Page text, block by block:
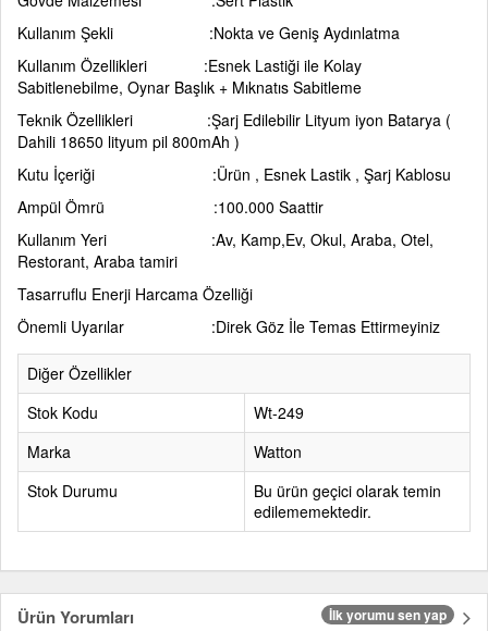
Kullanım Şekli :Nokta ve Geniş Aydınlatma
Kullanım Özellikleri :Esnek Lastiği ile Kolay
Sabitlenebilme, Oynar Başlık + Mıknatıs Sabitleme
Teknik Özellikleri :Şarj Edilebilir Lityum iyon Batarya (
Dahili 18650 lityum pil 800mAh )
Kutu İçeriği :Ürün , Esnek Lastik , Şarj Kablosu
Ampül Ömrü :100.000 Saattir
Kullanım Yeri :Av, Kamp,Ev, Okul, Araba, Otel,
Restorant, Araba tamiri
Tasarruflu Enerji Harcama Özelliği
Önemli Uyarılar :Direk Göz İle Temas Ettirmeyiniz
Diğer Özellikler
Stok Kodu
Wt-249
Marka
Watton
Stok Durumu
Bu ürün geçici olarak temin
edilememektedir.
Ürün Yorumları İlk yorumu sen yap